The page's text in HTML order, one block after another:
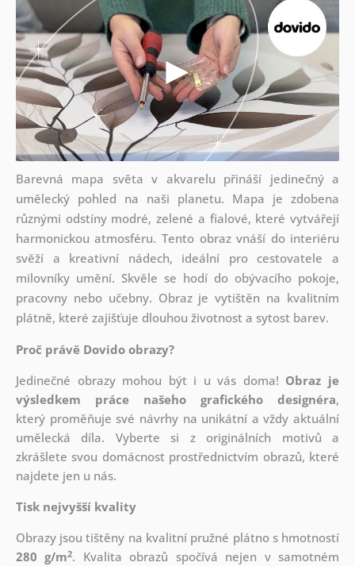
Barevná mapa světa v akvarelu přináší jedinečný a
umělecký pohled na naši planetu. Mapa je zdobena
různými odstíny modré, zelené a fialové, které vytvářejí
harmonickou atmosféru. Tento obraz vnáší do interiéru
svěží a kreativní nádech, ideální pro cestovatele a
milovníky umění. Skvěle se hodí do obývacího pokoje,
pracovny nebo učebny. Obraz je vytištěn na kvalitním
plátně, které zajišťuje dlouhou životnost a sytost barev.
Proč právě Dovido obrazy?
Jedinečné obrazy mohou být i u vás doma! Obraz je
výsledkem práce našeho grafického designéra,
který proměňuje své návrhy na unikátní a vždy aktuální
umělecká díla. Vyberte si z originálních motivů a
zkrášlete svou domácnost prostřednictvím obrazů, které
najdete jen u nás.
Tisk nejvyšší kvality
Obrazy jsou tištěny na kvalitní pružné plátno s hmotností
280 g/m2. Kvalita obrazů spočívá nejen v samotném